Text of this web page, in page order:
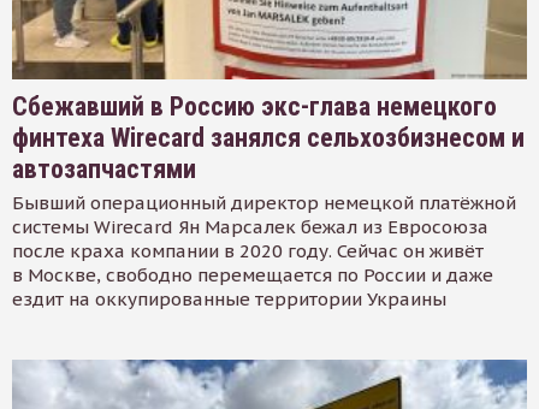
Сбежавший в Россию экс-глава немецкого
финтеха Wirecard занялся сельхозбизнесом и
автозапчастями
Бывший операционный директор немецкой платёжной
системы Wirecard Ян Марсалек бежал из Евросоюза
после краха компании в 2020 году. Сейчас он живёт
в Москве, свободно перемещается по России и даже
ездит на оккупированные территории Украины